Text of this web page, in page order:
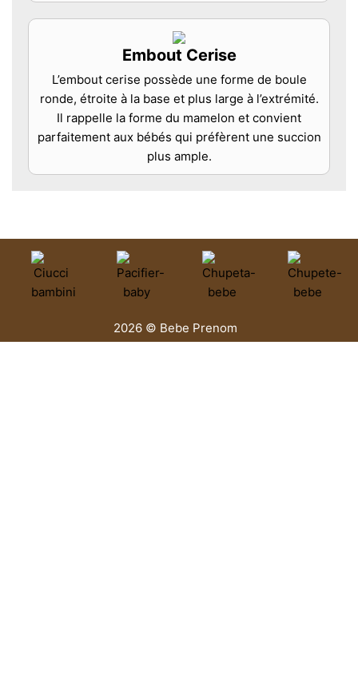
Embout Cerise
L’embout cerise possède une forme de boule
ronde, étroite à la base et plus large à l’extrémité.
Il rappelle la forme du mamelon et convient
parfaitement aux bébés qui préfèrent une succion
plus ample.
2026 © Bebe Prenom